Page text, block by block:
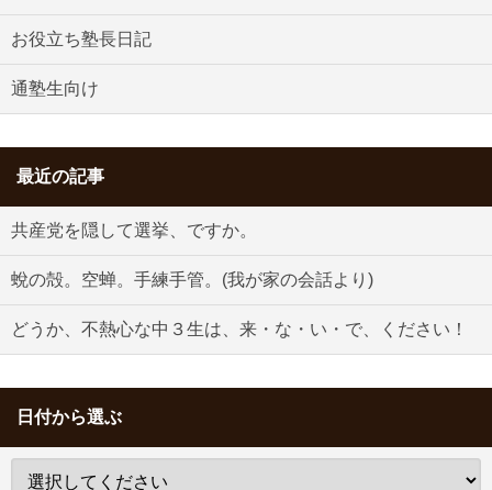
お役立ち塾長日記
通塾生向け
最近の記事
共産党を隠して選挙、ですか。
蛻の殻。空蝉。手練手管。(我が家の会話より)
どうか、不熱心な中３生は、来・な・い・で、ください！
日付から選ぶ